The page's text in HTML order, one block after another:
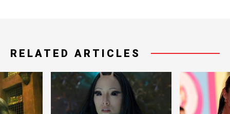
RELATED ARTICLES